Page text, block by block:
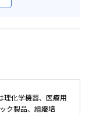
理化学機器、医療用
ク製品、組織培